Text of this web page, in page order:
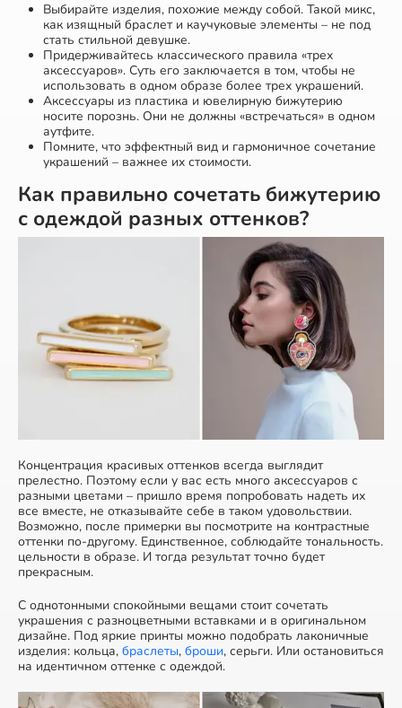
Выбирайте изделия, похожие между собой. Такой микс,
как изящный браслет и каучуковые элементы – не под
стать стильной девушке.
Придерживайтесь классического правила «трех
аксессуаров». Суть его заключается в том, чтобы не
использовать в одном образе более трех украшений.
Аксессуары из пластика и ювелирную бижутерию
носите порознь. Они не должны «встречаться» в одном
аутфите.
Помните, что эффектный вид и гармоничное сочетание
украшений – важнее их стоимости.
Как правильно сочетать бижутерию
с одеждой разных оттенков?
Концентрация красивых оттенков всегда выглядит
прелестно. Поэтому если у вас есть много аксессуаров с
разными цветами – пришло время попробовать надеть их
все вместе, не отказывайте себе в таком удовольствии.
Возможно, после примерки вы посмотрите на контрастные
оттенки по-другому. Единственное, соблюдайте тональность.
цельности в образе. И тогда результат точно будет
прекрасным.
С однотонными спокойными вещами стоит сочетать
украшения с разноцветными вставками и в оригинальном
дизайне. Под яркие принты можно подобрать лаконичные
изделия: кольца, браслеты, броши, серьги. Или остановиться
на идентичном оттенке с одеждой.